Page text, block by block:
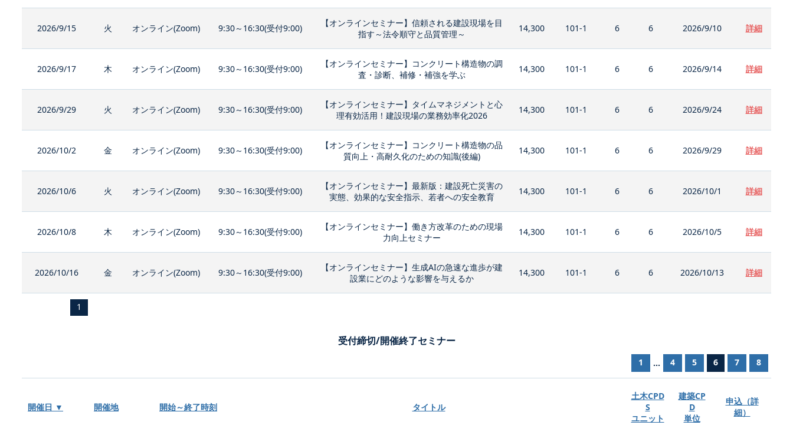
2026/9/15 火 オンライン(Zoom) 9:30～16:30(受付9:00)
【オンラインセミナー】信頼される建設現場を目
指す～法令順守と品質管理～
14,300 101-1 6 6 2026/9/10 詳細
2026/9/17 木 オンライン(Zoom) 9:30～16:30(受付9:00)
【オンラインセミナー】コンクリート構造物の調
査・診断、補修・補強を学ぶ
14,300 101-1 6 6 2026/9/14 詳細
2026/9/29 火 オンライン(Zoom) 9:30～16:30(受付9:00)
【オンラインセミナー】タイムマネジメントと心
理有効活用！建設現場の業務効率化2026
14,300 101-1 6 6 2026/9/24 詳細
2026/10/2 金 オンライン(Zoom) 9:30～16:30(受付9:00)
【オンラインセミナー】コンクリート構造物の品
質向上・高耐久化のための知識(後編)
14,300 101-1 6 6 2026/9/29 詳細
2026/10/6 火 オンライン(Zoom) 9:30～16:30(受付9:00)
【オンラインセミナー】最新版：建設死亡災害の
実態、効果的な安全指示、若者への安全教育
14,300 101-1 6 6 2026/10/1 詳細
2026/10/8 木 オンライン(Zoom) 9:30～16:30(受付9:00)
【オンラインセミナー】働き方改革のための現場
力向上セミナー
14,300 101-1 6 6 2026/10/5 詳細
2026/10/16 金 オンライン(Zoom) 9:30～16:30(受付9:00)
【オンラインセミナー】生成AIの急速な進歩が建
設業にどのような影響を与えるか
14,300 101-1 6 6 2026/10/13 詳細
1
受付締切/開催終了セミナー
1 ... 4 5 6 7 8
開催日 ▼ 開催地 開始～終了時刻 タイトル
土木CPD
S
ユニット
建築CP
D
単位
申込（詳
細）